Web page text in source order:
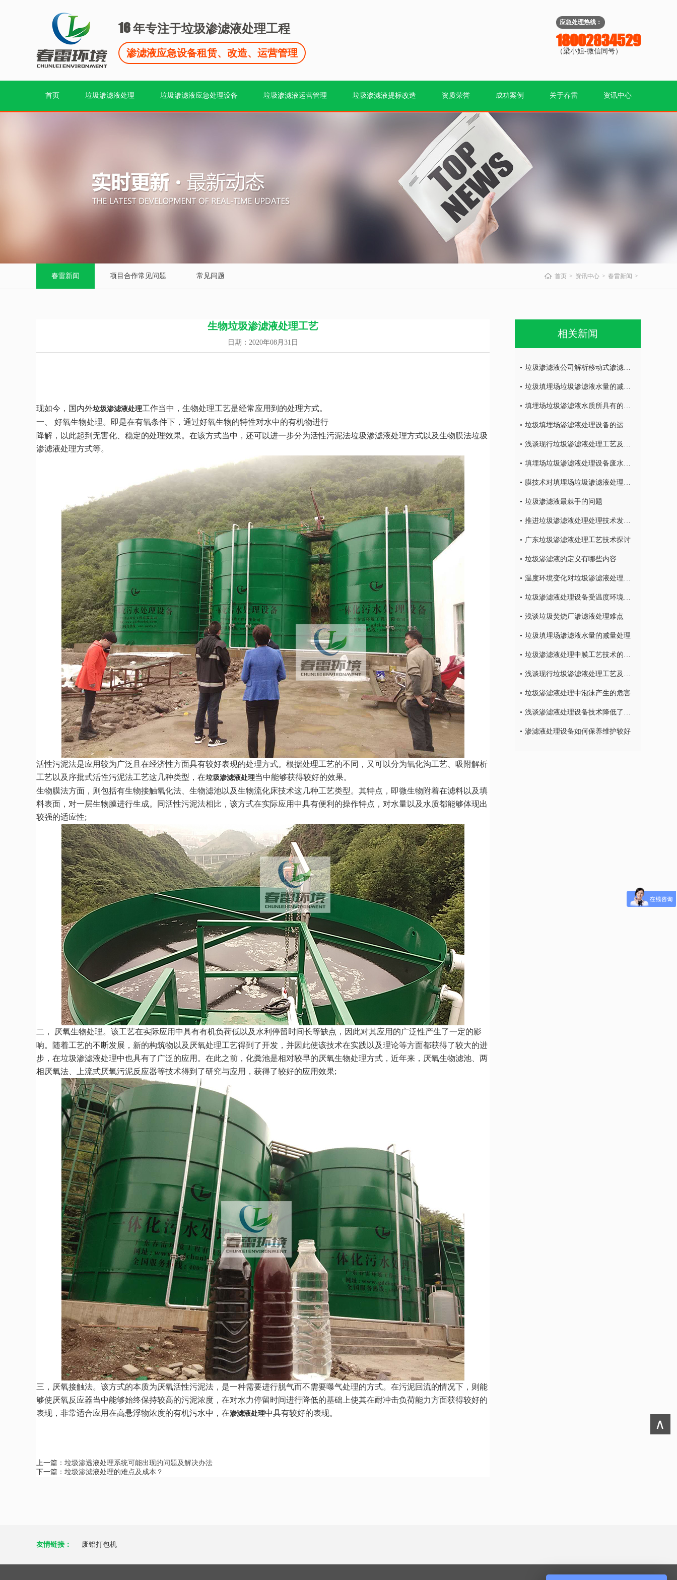
16年专注于垃圾渗滤液处理工程
渗滤液应急设备租赁、改造、运营管理
应急处理热线：
18002834529
（梁小姐-微信同号）
首页 垃圾渗滤液处理 垃圾渗滤液应急处理设备 垃圾渗滤液运营管理 垃圾渗滤液提标改造 资质荣誉 成功案例 关于春雷 资讯中心
春雷新闻 项目合作常见问题 常见问题 首页 资讯中心 春雷新闻
生物垃圾渗滤液处理工艺
日期：2020年08月31日
现如今，国内外垃圾渗滤液处理工作当中，生物处理工艺是经常应用到的处理方式。
一、
好氧生物处理。即是在有氧条件下，通过好氧生物的特性对水中的有机物进行
降解，以此起到无害化、稳定的处理效果。在该方式当中，还可以进一步分为活性污泥法垃圾渗滤液处理方式以及生物膜法垃圾
渗滤液处理方式等。
活性污泥法是应用较为广泛且在经济性方面具有较好表现的处理方式。根据处理工艺的不同，又可以分为氧化沟工艺、吸附解析
工艺以及序批式活性污泥法工艺这几种类型，在垃圾渗滤液处理当中能够获得较好的效果。
生物膜法方面，则包括有生物接触氧化法、生物滤池以及生物流化床技术这几种工艺类型。其特点，即微生物附着在滤料以及填
料表面，对一层生物膜进行生成。同活性污泥法相比，该方式在实际应用中具有便利的操作特点，对水量以及水质都能够体现出
较强的适应性;
二，
厌氧生物处理。该工艺在实际应用中具有有机负荷低以及水利停留时间长等缺点，因此对其应用的广泛性产生了一定的影
响。随着工艺的不断发展，新的构筑物以及厌氧处理工艺得到了开发，并因此使该技术在实践以及理论等方面都获得了较大的进
步，在垃圾渗滤液处理中也具有了广泛的应用。在此之前，化粪池是相对较早的厌氧生物处理方式，近年来，厌氧生物滤池、两
相厌氧法、上流式厌氧污泥反应器等技术得到了研究与应用，获得了较好的应用效果;
三，厌氧接触法。该方式的本质为厌氧活性污泥法，是一种需要进行脱气而不需要曝气处理的方式。在污泥回流的情况下，则能
够使厌氧反应器当中能够始终保持较高的污泥浓度，在对水力停留时间进行降低的基础上使其在耐冲击负荷能力方面获得较好的
表现，非常适合应用在高悬浮物浓度的有机污水中，在渗滤液处理中具有较好的表现。
上一篇： 垃圾渗透液处理系统可能出现的问题及解决办法
下一篇： 垃圾渗滤液处理的难点及成本？
相关新闻
垃圾渗滤液公司解析移动式渗滤液处理设备的特征及优点
垃圾填埋场垃圾渗滤液水量的减量处理
填埋场垃圾渗滤液水质所具有的特点
垃圾填埋场渗滤液处理设备的运营调试
浅谈现行垃圾渗滤液处理工艺及特点！
填埋场垃圾渗滤液处理设备废水处理工艺技术
膜技术对填埋场垃圾渗滤液处理的研究
垃圾渗滤液最棘手的问题
推进垃圾渗滤液处理处理技术发的发展
广东垃圾渗滤液处理工艺技术探讨
垃圾渗滤液的定义有哪些内容
温度环境变化对垃圾渗滤液处理设备的影响有哪些
垃圾渗滤液处理设备受温度环境变化的影响有哪些
浅谈垃圾焚烧厂渗滤液处理难点
垃圾填埋场渗滤液水量的减量处理
垃圾渗滤液处理中膜工艺技术的研究
浅谈现行垃圾渗滤液处理工艺及特点！
垃圾渗滤液处理中泡沫产生的危害
浅谈渗滤液处理设备技术降低了环境的二次污染
渗滤液处理设备如何保养维护较好
友情链接： 废铝打包机
∧